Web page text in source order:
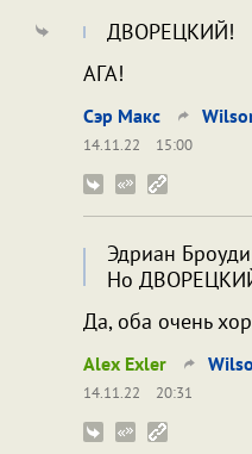
ДВОРЕЦКИЙ!
АГА!
Сэр Макс
14.11.22
15:00
Эдриан
Но
Да, оба очень
Alex Exler
14.11.22
20:31